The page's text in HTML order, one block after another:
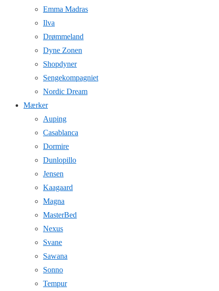
Emma Madras
Ilva
Drømmeland
Dyne Zonen
Shopdyner
Sengekompagniet
Nordic Dream
Mærker
Auping
Casablanca
Dormire
Dunlopillo
Jensen
Kaagaard
Magna
MasterBed
Nexus
Svane
Sawana
Sonno
Tempur